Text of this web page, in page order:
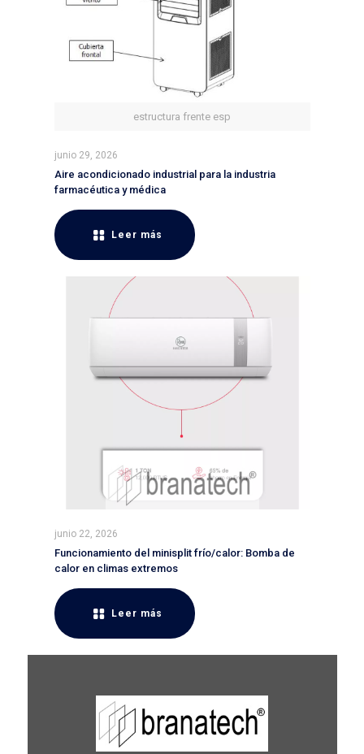
estructura frente esp
junio 29, 2026
Aire acondicionado industrial para la industria
farmacéutica y médica
Leer más
junio 22, 2026
Funcionamiento del minisplit frío/calor: Bomba de
calor en climas extremos
Leer más